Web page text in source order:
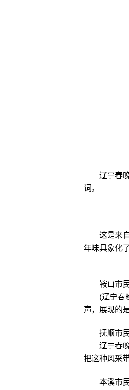
辽宁春晚
词。
这是来自
年味具象化了
鞍山市
(辽宁春
声，展现的
抚顺市
辽宁春
把这种风采
本溪市